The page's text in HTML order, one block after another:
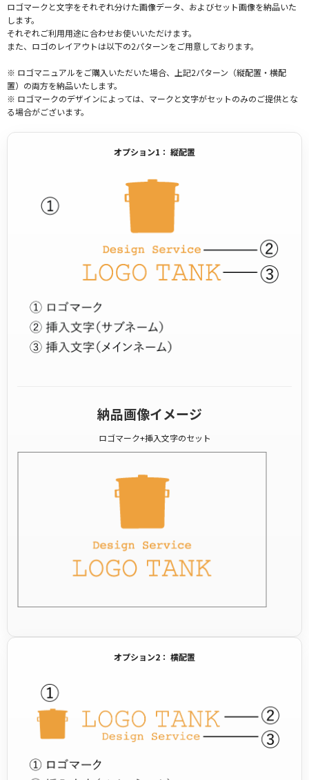
ロゴマークと文字をそれぞれ分けた画像データ、およびセット画像を納品いた
します。
それぞれご利用用途に合わせお使いいただけます。
また、ロゴのレイアウトは以下の2パターンをご用意しております。
※ ロゴマニュアルをご購入いただいた場合、上記2パターン（縦配置・横配
置）の両方を納品いたします。
※ ロゴマークのデザインによっては、マークと文字がセットのみのご提供とな
る場合がございます。
オプション1： 縦配置
納品画像イメージ
ロゴマーク+挿入文字のセット
オプション2： 横配置